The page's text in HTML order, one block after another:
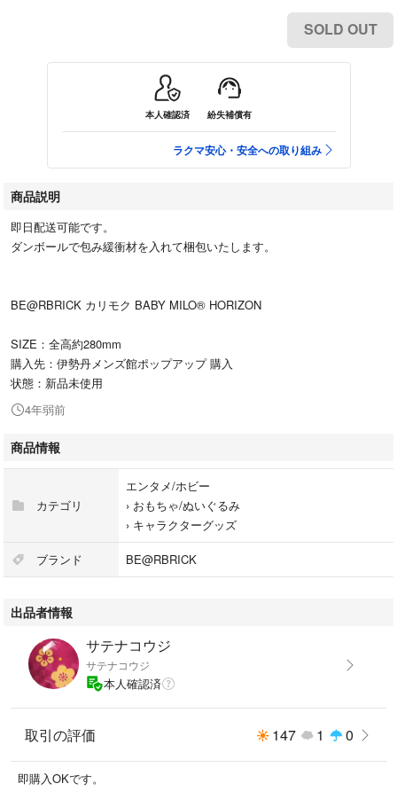
SOLD OUT
本人確認済 紛失補償有
ラクマ安心・安全への取り組み
商品説明
即日配送可能です。
ダンボールで包み緩衝材を入れて梱包いたします。
BE@RBRICK カリモク BABY MILO® HORIZON
SIZE：全高約280mm
購入先：伊勢丹メンズ館ポップアップ 購入
状態：新品未使用
4年弱前
商品情報
カテゴリ
エンタメ/ホビー
› おもちゃ/ぬいぐるみ
› キャラクターグッズ
ブランド BE@RBRICK
出品者情報
サテナコウジ
サテナコウジ
本人確認済
取引の評価 147 1 0
即購入OKです。